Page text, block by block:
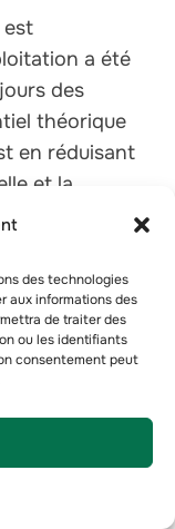
des technologies
aux informations des
de traiter des
ou les identifiants
consentement peut
est
a été
des
théorique
en réduisant
et la
trouve les
et
restaurants
créent tous